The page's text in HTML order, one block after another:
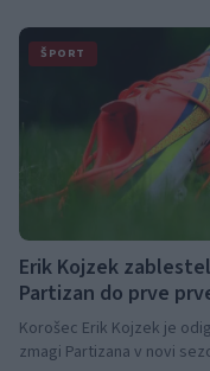
ŠPORT
Erik Kojzek
Partizan do prve
Korošec Erik Kojzek je
zmagi Partizana v novi